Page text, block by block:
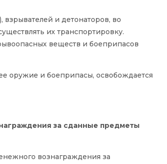
и детонаторов, во
их транспортировку.
веществ и боеприпасов
оружие и боеприпасы, освобождается
за сданные предметы
вознаграждения за